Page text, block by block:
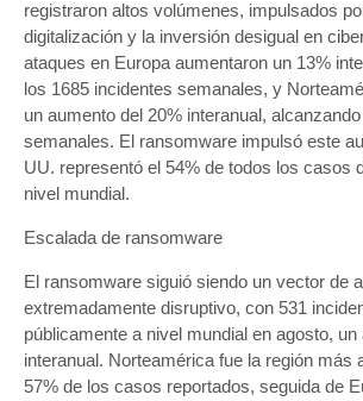
registraron altos volúmenes, impulsados
digitalización y la inversión desigual en
ataques en Europa aumentaron un 13%
los 1685 incidentes semanales, y
un aumento del 20% interanual,
semanales. El ransomware impulsó este
UU. representó el 54% de todos los casos
nivel mundial.
Escalada de ransomware
El ransomware siguió siendo un vector de
extremadamente disruptivo, con 531
públicamente a nivel mundial en agosto,
interanual. Norteamérica fue la región más
57% de los casos reportados, seguida de